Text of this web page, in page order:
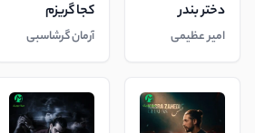
دختر بندر
امیر عظیمی
کجا گریزم
آرمان گرشاسبی